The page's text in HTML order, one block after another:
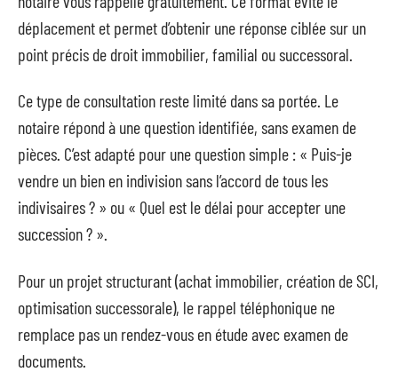
déplacement et permet d’obtenir une réponse ciblée sur un
point précis de droit immobilier, familial ou successoral.
Ce type de consultation reste limité dans sa portée. Le
notaire répond à une question identifiée, sans examen de
pièces. C’est adapté pour une question simple : « Puis-je
vendre un bien en indivision sans l’accord de tous les
indivisaires ? » ou « Quel est le délai pour accepter une
succession ? ».
Pour un projet structurant (achat immobilier, création de SCI,
optimisation successorale), le rappel téléphonique ne
remplace pas un rendez-vous en étude avec examen de
documents.